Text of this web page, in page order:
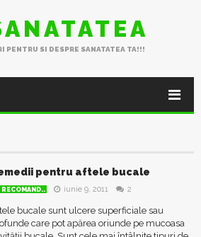
PENTRU SI DESPRE SANATATEA TA!!!
pentru aftele bucale
RECOMAND.. iunie 9, 2011 2
bucale sunt ulcere superficiale sau
care pot apărea oriunde pe mucoasa